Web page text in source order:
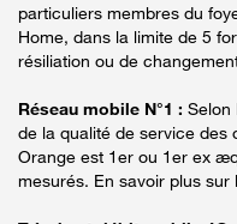
particuliers membres du
Home, dans la limite de 5
résiliation ou de
Réseau mobile N°1 : Selon
de la qualité de service des
Orange est 1er ou 1er ex
mesurés. En savoir plus sur